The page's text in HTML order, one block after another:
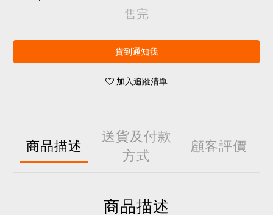
售完
貨到通知我
加入追蹤清單
商品描述
送貨及付款
方式
顧客評價
商品描述